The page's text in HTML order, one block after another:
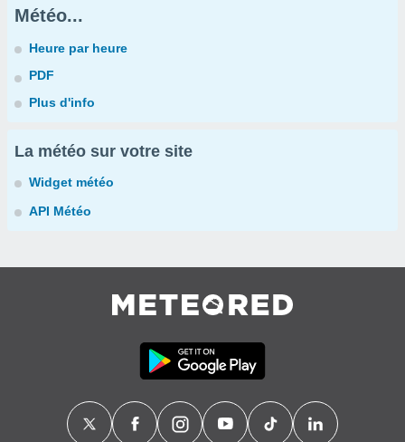
Météo...
Heure par heure
PDF
Plus d'info
La météo sur votre site
Widget météo
API Météo